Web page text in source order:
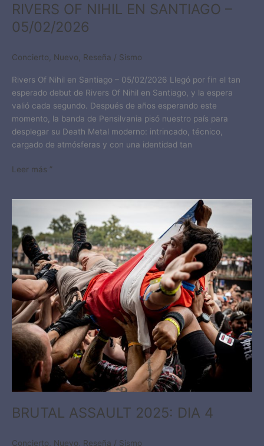
RIVERS OF NIHIL EN SANTIAGO –
05/02/2026
Concierto, Nuevo, Reseña / Sismo
Rivers Of Nihil en Santiago – 05/02/2026 Llegó por fin el tan
esperado debut de Rivers Of Nihil en Santiago, y la espera
valió cada segundo. Después de años esperando este
momento, la banda de Pensilvania pisó nuestro país para
desplegar su Death Metal moderno: intrincado, técnico,
cargado de atmósferas y con una identidad tan
Leer más ”
BRUTAL ASSAULT 2025: DIA 4
Concierto Nuevo Reseña / Sismo
2025:
DIA
4